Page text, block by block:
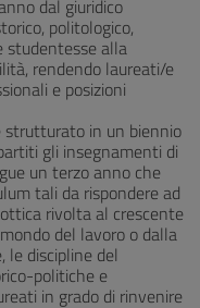
dal giuridico
politologico,
studentesse alla
rendendo laureati/e
e posizioni
strutturato in un biennio
gli insegnamenti di
un terzo anno che
tali da rispondere ad
rivolta al crescente
del lavoro o dalla
le discipline del
politiche e
in grado di rinvenire